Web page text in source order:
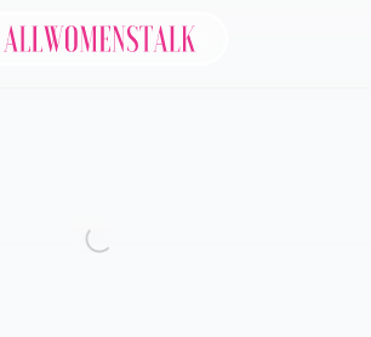
Allwomenstalk